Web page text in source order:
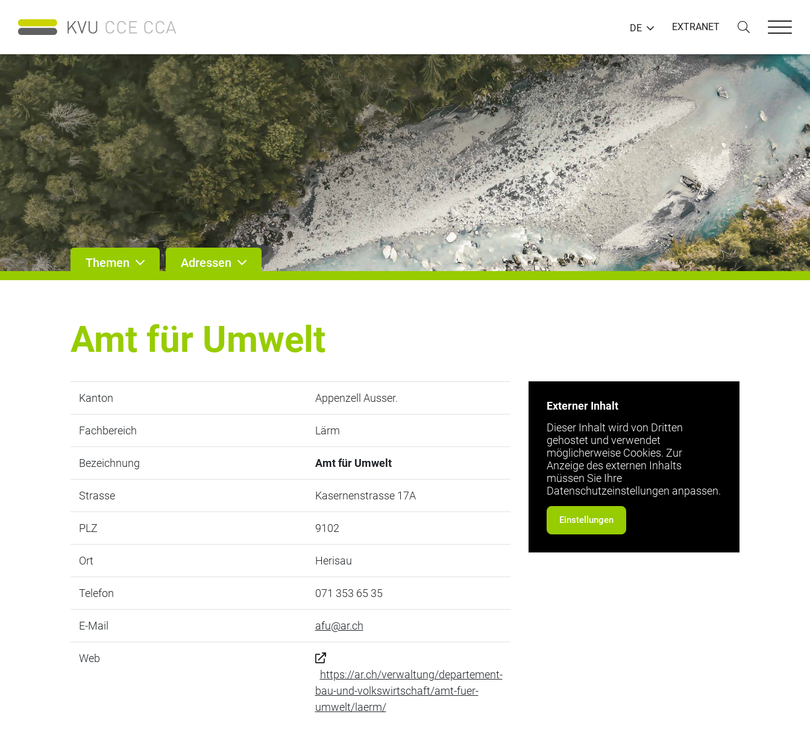
DE EXTRANET
Themen Adressen
Amt für Umwelt
Kanton Appenzell Ausser.
Fachbereich Lärm
Bezeichnung Amt für Umwelt
Strasse Kasernenstrasse 17A
PLZ 9102
Ort Herisau
Telefon 071 353 65 35
E-Mail afu@ar.ch
Web
https://ar.ch/verwaltung/departement-
bau-und-volkswirtschaft/amt-fuer-
umwelt/laerm/
Externer Inhalt
Dieser Inhalt wird von Dritten
gehostet und verwendet
möglicherweise Cookies. Zur
Anzeige des externen Inhalts
müssen Sie Ihre
Datenschutzeinstellungen anpassen.
Einstellungen